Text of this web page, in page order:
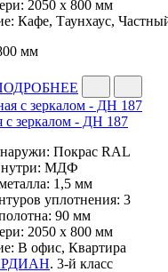
2050 x 800 мм
Кафе, Таунхаус,
мм
с зеркалом - ДН 187
Покрас RAL
МДФ
1,5 мм
уплотнения: 3
90 мм
2050 x 800 мм
В офис, Квартира
. 3-й класс